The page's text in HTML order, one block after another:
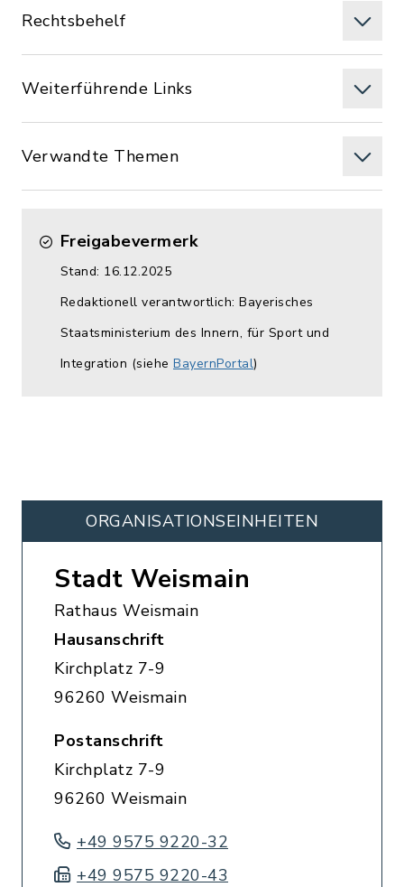
Rechtsbehelf
Weiterführende Links
Verwandte Themen
Freigabevermerk
Stand: 16.12.2025
Redaktionell verantwortlich: Bayerisches
Staatsministerium des Innern, für Sport und
Integration (siehe BayernPortal)
ORGANISATIONS­EINHEITEN
Stadt Weismain
Rathaus Weismain
Hausanschrift
Kirchplatz 7-9
96260 Weismain
Postanschrift
Kirchplatz 7-9
96260 Weismain
+49 9575 9220-32
+49 9575 9220-43